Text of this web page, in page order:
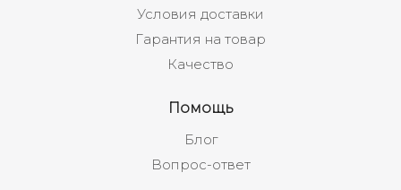
Условия доставки
Гарантия на товар
Качество
Помощь
Блог
Вопрос-ответ